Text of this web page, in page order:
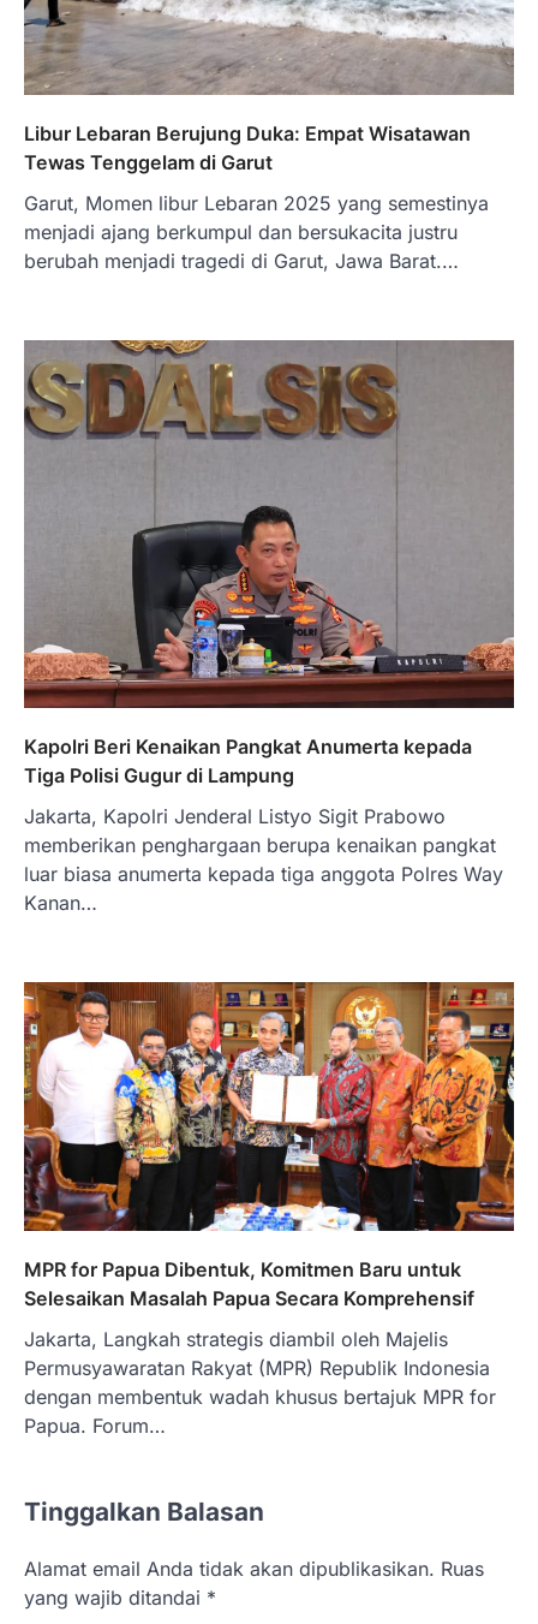
Libur Lebaran Berujung Duka: Empat Wisatawan
Tewas Tenggelam di Garut
Garut, Momen libur Lebaran 2025 yang semestinya
menjadi ajang berkumpul dan bersukacita justru
berubah menjadi tragedi di Garut, Jawa Barat.…
Kapolri Beri Kenaikan Pangkat Anumerta kepada
Tiga Polisi Gugur di Lampung
Jakarta, Kapolri Jenderal Listyo Sigit Prabowo
memberikan penghargaan berupa kenaikan pangkat
luar biasa anumerta kepada tiga anggota Polres Way
Kanan…
MPR for Papua Dibentuk, Komitmen Baru untuk
Selesaikan Masalah Papua Secara Komprehensif
Jakarta, Langkah strategis diambil oleh Majelis
Permusyawaratan Rakyat (MPR) Republik Indonesia
dengan membentuk wadah khusus bertajuk MPR for
Papua. Forum…
Tinggalkan Balasan
Alamat email Anda tidak akan dipublikasikan. Ruas
yang wajib ditandai *